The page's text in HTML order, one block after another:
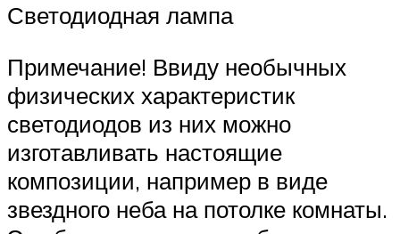
Светодиодная лампа
Примечание! Ввиду необычных
физических характеристик
светодиодов из них можно
изготавливать настоящие
композиции, например в виде
звездного неба на потолке комнаты.